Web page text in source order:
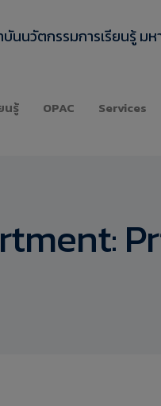
นนวัตกรรมการเรียนรู้ มห
นรู้ OPAC Services